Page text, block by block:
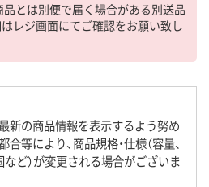
とは別便で届く場合がある別送品
レジ画面にてご確認をお願い致し
新の商品情報を表示するよう努め
等により、商品規格・仕様（容量、
など）が変更される場合がございま